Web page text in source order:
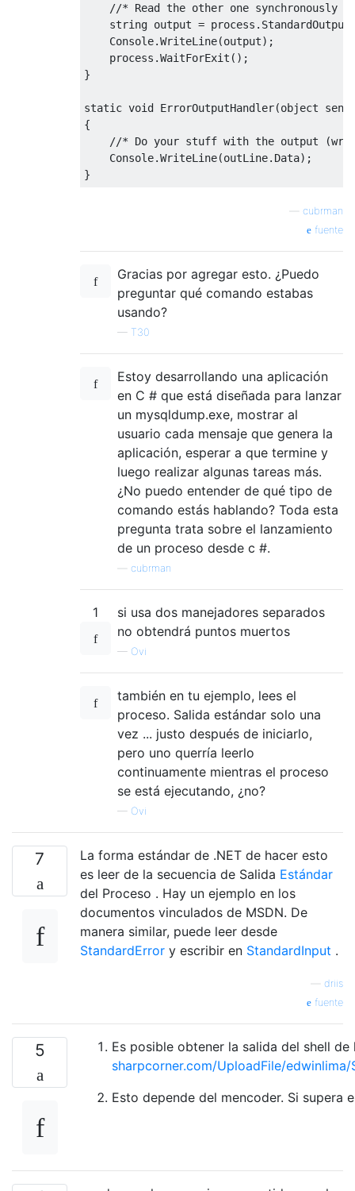
//* Read the other one synchronously
string output = process . StandardOutput
Console.WriteLine(output);
    process
.WaitForExit ();
}
static void ErrorOutputHandler(object
{
//* Do your stuff with the output
Console.WriteLine(outLine. Data);
}
cubrman
fuente
Gracias por agregar esto. ¿Puedo
preguntar qué comando estabas
usando?
— T30
Estoy desarrollando una aplicación
en C # que está diseñada para lanzar
un mysqldump.exe, mostrar al
usuario cada mensaje que genera la
aplicación, esperar a que termine y
luego realizar algunas tareas más.
¿No puedo entender de qué tipo de
comando estás hablando? Toda esta
pregunta trata sobre el lanzamiento
de un proceso desde c #.
cubrman
1
si usa dos manejadores separados
no obtendrá puntos muertos
— Ovi
también en tu ejemplo, lees el
proceso. Salida estándar solo una
vez ... justo después de iniciarlo,
pero uno querría leerlo
continuamente mientras el proceso
se está ejecutando, ¿no?
— Ovi
7
La forma estándar de .NET de hacer esto
es leer de la secuencia de Salida Estándar
del Proceso . Hay un ejemplo en los
documentos vinculados de MSDN. De
manera similar, puede leer desde
StandardError y escribir en StandardInput .
driis
fuente
5
Es posible obtener la salida del shell
sharpcorner.com/UploadFile/
Esto depende del mencoder. Si supera